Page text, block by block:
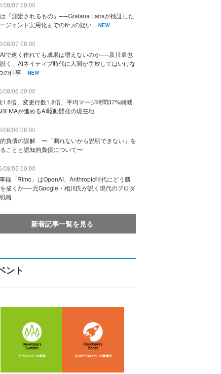
08/07 09:00
「測定されるもの」──Grafana Labsが検証した
ジェント実用化までの6つの疑い
NEW
08/07 08:00
で速く作れても成果は増えないのか──及川卓也
く、AIネイティブ時代に人間が手放してはいけな
の仕事
NEW
08/06 09:00
1.6倍、変更行数1.8倍、平均マージ時間37%削減
が進めるAI駆動開発の現在地
08/06 08:00
負債の誤解 〜「測れないから説明できない」を
ことと認知的負債について〜
08/05 09:00
録「Rimo」はOpenAI、Anthropic時代にどう勝
描くか──元Google・相川氏が説く現代のプロダ
略
新着記事一覧を見る
ント